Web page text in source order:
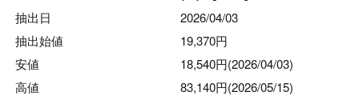
抽出日
2026/04/03
抽出始値
19,370円
安値
18,540円(2026/04/03)
高値
83,140円(2026/05/15)